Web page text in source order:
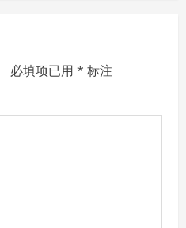
必填项已用 * 标注